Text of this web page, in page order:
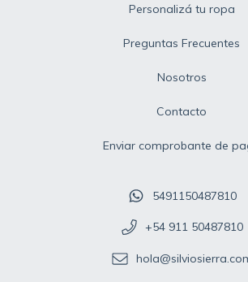
Personalizá tu ropa
Preguntas Frecuentes
Nosotros
Contacto
Enviar comprobante de
5491150487810
+54 911 50487810